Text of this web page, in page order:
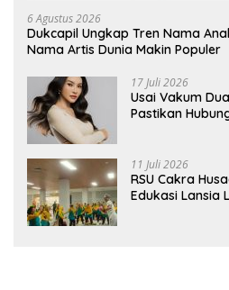
6 Agustus 2026
Dukcapil Ungkap Tren Nama
Nama Artis Dunia Makin Populer
17 Juli 2026
Usai Vakum
Pastikan
11 Juli 2026
RSU Cakra
Edukasi Lansia